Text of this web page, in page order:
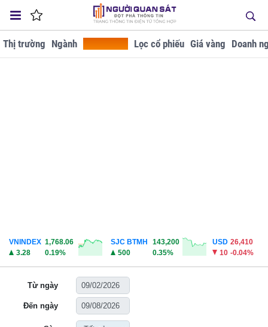
Thị trường Ngành Lọc cổ phiếu Giá vàng Doanh
VNINDEX 1,768.06
3.28
0.19%
SJC BTMH
143,200
500
0.35%
USD 26,410
10 -0.04%
Từ ngày
Đến ngày